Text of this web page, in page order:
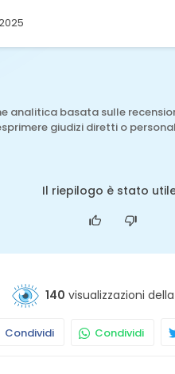
analitica basata sulle
giudizi diretti o
Il riepilogo è stato
140 visualizzazioni
Condividi Condividi